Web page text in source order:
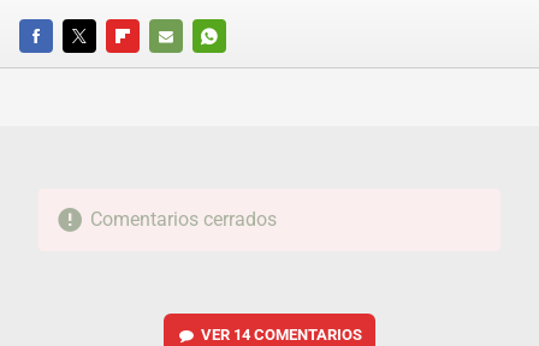
FACEBOOKTWITTERFLIPBOARD
E-
WHATSAPP
Comentarios cerrados
VER 14 COMENTARIOS